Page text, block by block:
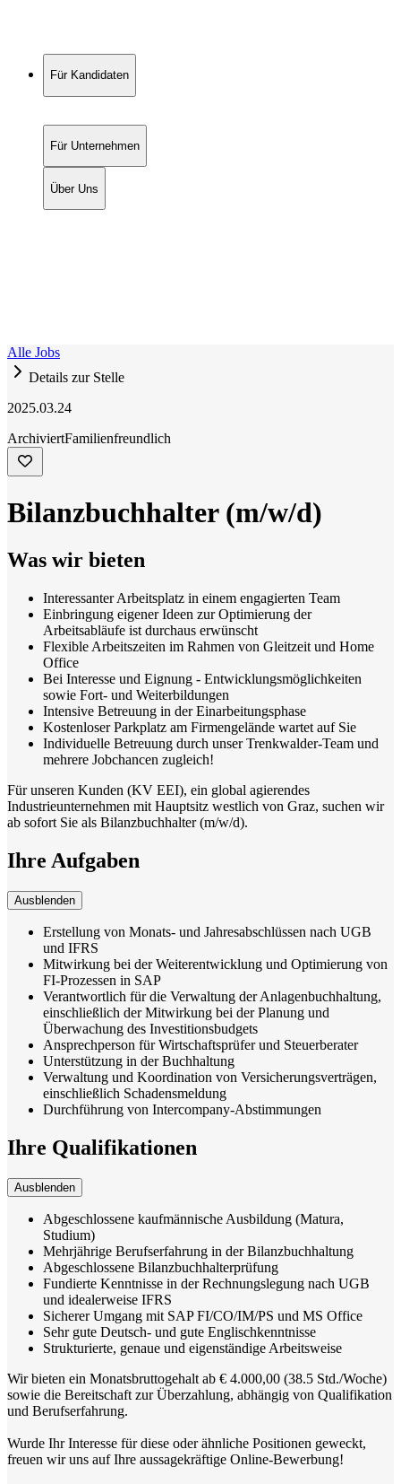
Für Kandidaten
Für Unternehmen
Über Uns
Alle Jobs
Details zur Stelle
2025.03.24
ArchiviertFamilienfreundlich
Bilanzbuchhalter (m/w/d)
Was wir bieten
Interessanter Arbeitsplatz in einem engagierten Team
Einbringung eigener Ideen zur Optimierung der
Arbeitsabläufe ist durchaus erwünscht
Flexible Arbeitszeiten im Rahmen von Gleitzeit und Home
Office
Bei Interesse und Eignung - Entwicklungsmöglichkeiten
sowie Fort- und Weiterbildungen
Intensive Betreuung in der Einarbeitungsphase
Kostenloser Parkplatz am Firmengelände wartet auf Sie
Individuelle Betreuung durch unser Trenkwalder-Team und
mehrere Jobchancen zugleich!
Für unseren Kunden (KV EEI), ein global agierendes
Industrieunternehmen mit Hauptsitz westlich von Graz, suchen wir
ab sofort Sie als Bilanzbuchhalter (m/w/d).
Ihre Aufgaben
Ausblenden
Erstellung von Monats- und Jahresabschlüssen nach UGB
und IFRS
Mitwirkung bei der Weiterentwicklung und Optimierung von
FI-Prozessen in SAP
Verantwortlich für die Verwaltung der Anlagenbuchhaltung,
einschließlich der Mitwirkung bei der Planung und
Überwachung des Investitionsbudgets
Ansprechperson für Wirtschaftsprüfer und Steuerberater
Unterstützung in der Buchhaltung
Verwaltung und Koordination von Versicherungsverträgen,
einschließlich Schadensmeldung
Durchführung von Intercompany-Abstimmungen
Ihre Qualifikationen
Ausblenden
Abgeschlossene kaufmännische Ausbildung (Matura,
Studium)
Mehrjährige Berufserfahrung in der Bilanzbuchhaltung
Abgeschlossene Bilanzbuchhalterprüfung
Fundierte Kenntnisse in der Rechnungslegung nach UGB
und idealerweise IFRS
Sicherer Umgang mit SAP FI/CO/IM/PS und MS Office
Sehr gute Deutsch- und gute Englischkenntnisse
Strukturierte, genaue und eigenständige Arbeitsweise
Wir bieten ein Monatsbruttogehalt ab € 4.000,00 (38.5 Std./Woche)
sowie die Bereitschaft zur Überzahlung, abhängig von Qualifikation
und Berufserfahrung.
Wurde Ihr Interesse für diese oder ähnliche Positionen geweckt,
freuen wir uns auf Ihre aussagekräftige Online-Bewerbung!